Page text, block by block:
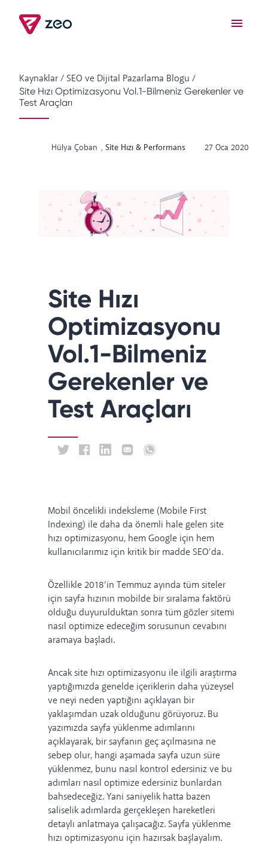
Kaynaklar/SEO ve Dijital Pazarlama Blogu /
Site Hızı Optimizasyonu Vol.1-Bilmeniz Gerekenler ve
Test Araçları
Hülya Çoban , Site Hızı & Performans 27 Oca 2020
Site Hızı
Optimizasyonu
Vol.1-Bilmeniz
Gerekenler ve
Test Araçları
Mobil öncelikli indeksleme (Mobile First
Indexing) ile daha da önemli hale gelen site
hızı optimizasyonu, hem Google için hem
kullanıcılarımız için kritik bir madde SEO’da.
Özellikle 2018’in Temmuz ayında tüm siteler
için sayfa hızının mobilde birsıralama faktörü
olduğu duyurulduktan sonra tüm gözler sitemi
nasıl optimize edeceğim sorusunun cevabını
aramaya başladı.
Ancak site hızı optimizasyonu ile ilgili araştırma
yaptığımızda genelde içeriklerin daha yüzeysel
ve neyi neden yaptığını açıklayan bir
yaklaşımdan uzak olduğunu görüyoruz. Bu
yazımızda sayfa yüklenme adımlarını
açıklayarak, bir sayfanın geç açılmasına ne
sebep olur, hangi aşamada sayfa uzun süre
yüklenmez, bunu nasıl kontrol edersiniz ve bu
adımları nasıl optimize edersiniz bunlardan
bahsedeceğiz. Yani saniyelik hatta bazen
saliselik adımlarda gerçekleşen hareketleri
detaylı anlatmaya çalışacağız. Sayfa yüklenme
hızı optimizasyonu için hazırsak başlayalım.